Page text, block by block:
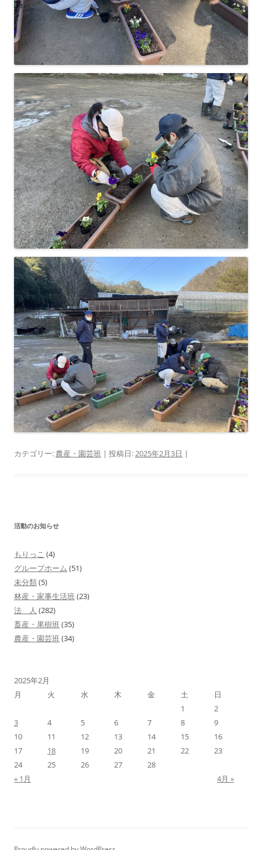
カテゴリー: 農産・園芸班 | 投稿日:2025年2月3日 |
活動のお知らせ
もりっこ (4)
グループホーム (51)
未分類(5)
林産・家事生活班(23)
法 人 (282)
畜産・果樹班(35)
農産・園芸班(34)
2025年2月
月
火 水 木 金 土
日
1
2
3
4 5 6 7 8
9
10
11 12 13 14 15
16
17
18 19 20 21 22
23
24
25 26 27
28
« 1月
4月 »